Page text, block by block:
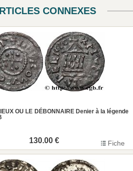
CONNEXES
OU LE DÉBONNAIRE Denier à la légende
130.00 € Fiche